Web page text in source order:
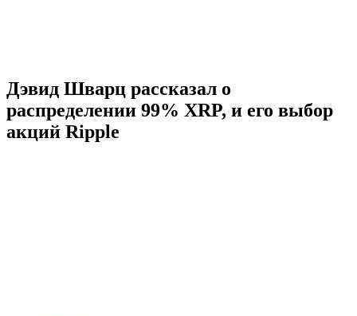
Дэвид Шварц рассказал о
распределении 99% XRP, и его выбор
акций Ripple